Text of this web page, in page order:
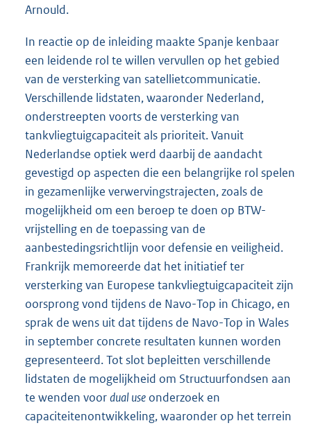
Arnould.
In reactie op de inleiding maakte Spanje kenbaar
een leidende rol te willen vervullen op het gebied
van de versterking van satellietcommunicatie.
Verschillende lidstaten, waaronder Nederland,
onderstreepten voorts de versterking van
tankvliegtuigcapaciteit als prioriteit. Vanuit
Nederlandse optiek werd daarbij de aandacht
gevestigd op aspecten die een belangrijke rol spelen
in gezamenlijke verwervingstrajecten, zoals de
mogelijkheid om een beroep te doen op BTW-
vrijstelling en de toepassing van de
aanbestedingsrichtlijn voor defensie en veiligheid.
Frankrijk memoreerde dat het initiatief ter
versterking van Europese tankvliegtuigcapaciteit zijn
oorsprong vond tijdens de Navo-Top in Chicago, en
sprak de wens uit dat tijdens de Navo-Top in Wales
in september concrete resultaten kunnen worden
gepresenteerd. Tot slot bepleitten verschillende
lidstaten de mogelijkheid om Structuurfondsen aan
te wenden voordual use onderzoek en
capaciteitenontwikkeling, waaronder op het terrein